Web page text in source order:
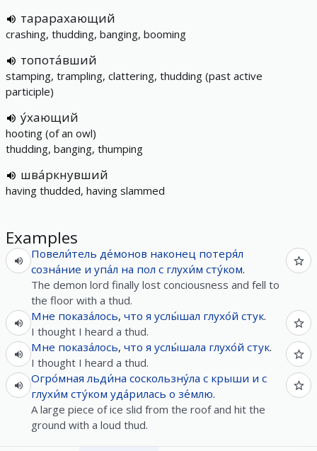
тарарахающий
crashing, thudding, banging, booming
топота́вший
stamping, trampling, clattering, thudding (past active
participle)
у́хающий
hooting (of an owl)
thudding, banging, thumping
шва́ркнувший
having thudded, having slammed
Examples
Повели́тель де́монов наконец потеря́л
созна́ние и упа́л на пол с глухи́м сту́ком.
The demon lord finally lost conciousness and fell to
the floor with a thud.
Мне показа́лось, что я услы́шал глухо́й стук.
I thought I heard a thud.
Мне показа́лось, что я услы́шала глухо́й стук.
I thought I heard a thud.
Огро́мная льди́на соскользну́ла с крыши и с
глухи́м сту́ком уда́рилась о зе́млю.
A large piece of ice slid from the roof and hit the
ground with a loud thud.